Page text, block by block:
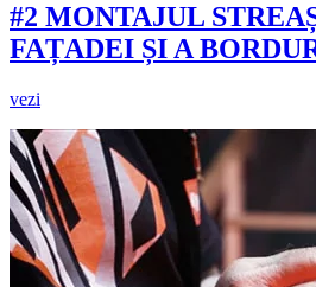
#2 MONTAJUL
FAȚADEI ȘI A
vezi